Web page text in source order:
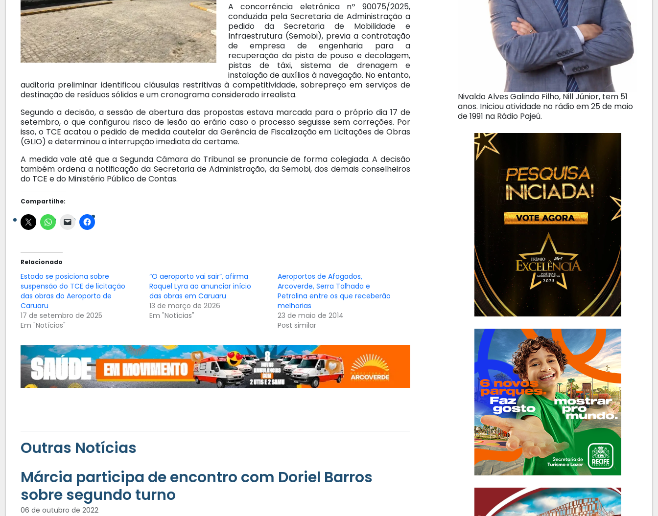
A concorrência eletrônica nº 90075/2025,
conduzida pela Secretaria de Administração a
pedido da Secretaria de Mobilidade e
Infraestrutura (Semobi), previa a contratação
de empresa de engenharia para a
recuperação da pista de pouso e decolagem,
pistas de táxi, sistema de drenagem e
instalação de auxílios à navegação. No entanto,
auditoria preliminar identificou cláusulas restritivas à competitividade, sobrepreço em serviços de
destinação de resíduos sólidos e um cronograma considerado irrealista.
Segundo a decisão, a sessão de abertura das propostas estava marcada para o próprio dia 17 de
setembro, o que configurou risco de lesão ao erário caso o processo seguisse sem correções. Por
isso, o TCE acatou o pedido de medida cautelar da Gerência de Fiscalização em Licitações de Obras
(GLIO) e determinou a interrupção imediata do certame.
A medida vale até que a Segunda Câmara do Tribunal se pronuncie de forma colegiada. A decisão
também ordena a notificação da Secretaria de Administração, da Semobi, dos demais conselheiros
do TCE e do Ministério Público de Contas.
Compartilhe:
Relacionado
Estado se posiciona sobre
suspensão do TCE de licitação
das obras do Aeroporto de
Caruaru
17 de setembro de 2025
Em "Notícias"
“O aeroporto vai sair”, afirma
Raquel Lyra ao anunciar início
das obras em Caruaru
13 de março de 2026
Em "Notícias"
Aeroportos de Afogados,
Arcoverde, Serra Talhada e
Petrolina entre os que receberão
melhorias
23 de maio de 2014
Post similar
Outras Notícias
Márcia participa de encontro com Doriel Barros
sobre segundo turno
06 de outubro de 2022
Nivaldo Alves Galindo Filho, Nill Júnior, tem 51
anos. Iniciou atividade no rádio em 25 de maio
de 1991 na Rádio Pajeú.